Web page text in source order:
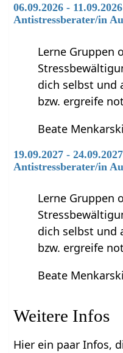
06.09.2026 -
Antistressberater/in
Lerne Gruppen
dich selbst und
bzw. ergreife
Beate Menkarski
19.09.2027 -
Antistressberater/in
Lerne Gruppen
dich selbst und
bzw. ergreife
Beate Menkarski
Weitere Infos
Hier ein paar Infos,